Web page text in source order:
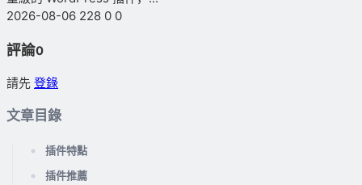
2026-08-06 228 0 0
評論0
請先 登錄
文章目錄
插件特點
插件推薦